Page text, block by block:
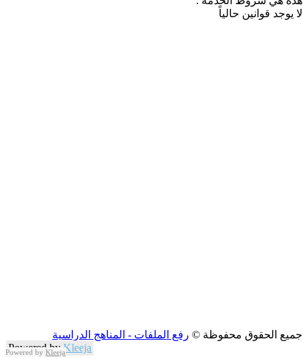
Powered byKleeja
لا يوجد قوانين حالياً
جميع الحقوق محفوظة © رفع الملفات - المناهج الدراسية
Powered byKleeja